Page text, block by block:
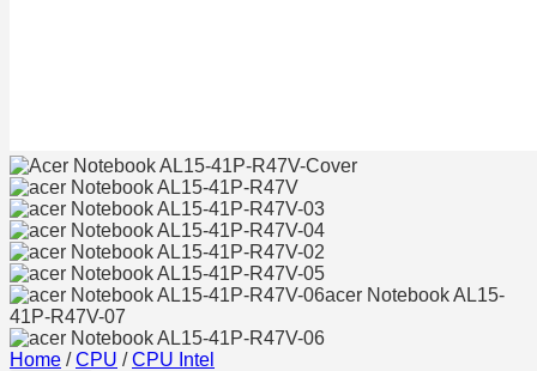
Home / CPU / CPU Intel